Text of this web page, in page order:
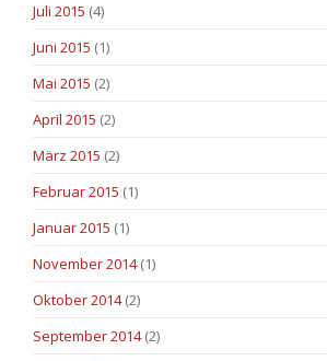
Juli 2015 (4)
Juni 2015 (1)
Mai 2015 (2)
April 2015 (2)
März 2015 (2)
Februar 2015 (1)
Januar 2015 (1)
November 2014(1)
Oktober 2014(2)
September 2014(2)